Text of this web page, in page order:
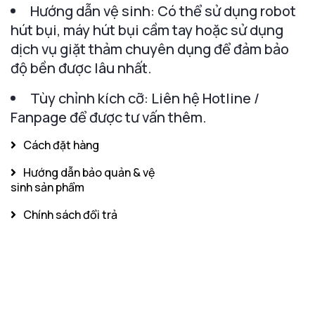
Hướng dẫn vệ sinh: Có thể sử dụng robot
hút bụi, máy hút bụi cầm tay hoặc sử dụng
dịch vụ giặt thảm chuyên dụng để đảm bảo
độ bền được lâu nhất.
Tùy chỉnh kích cỡ: Liên hệ Hotline /
Fanpage để được tư vấn thêm.
Cách đặt hàng
Hướng dẫn bảo quản & vệ
sinh sản phẩm
Chính sách đổi trả